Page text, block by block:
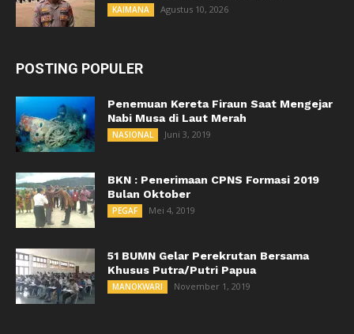
KAIMANA Agustus 10, 2026
POSTING POPULER
Penemuan Kereta Firaun Saat Mengejar
Nabi Musa di Laut Merah
NASIONAL Juni 3, 2019
BKN : Penerimaan CPNS Formasi 2019
Bulan Oktober
PEGAF Mei 4, 2019
51 BUMN Gelar Perekrutan Bersama
Khusus Putra/Putri Papua
MANOKWARI November 1, 2019